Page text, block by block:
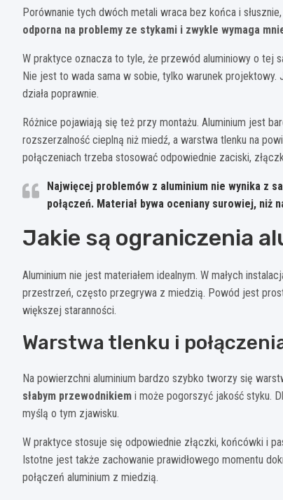
Porównanie tych dwóch metali wraca bez końca i
odporna na problemy ze stykami i zwykle wymaga
W praktyce oznacza to tyle, że przewód aluminiowy o tej
Nie jest to wada sama w sobie, tylko warunek projektowy.
działa poprawnie.
Różnice pojawiają się też przy montażu. Aluminium jest
rozszerzalność cieplną niż miedź, a warstwa tlenku na
połączeniach trzeba stosować odpowiednie zaciski,
Najwięcej problemów z aluminium nie wynika z
połączeń. Materiał bywa oceniany surowiej, niż
Jakie są ograniczenia
Aluminium nie jest materiałem idealnym. W małych
przestrzeń, często przegrywa z miedzią. Powód jest
większej staranności.
Warstwa tlenku i
Na powierzchni aluminium bardzo szybko tworzy się
słabym przewodnikiem i może pogorszyć jakość styku.
myślą o tym zjawisku.
W praktyce stosuje się odpowiednie złączki, końcówki i
Istotne jest także zachowanie prawidłowego momentu
połączeń aluminium z miedzią.